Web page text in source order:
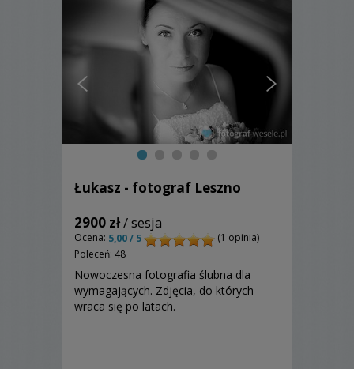
Łukasz - fotograf Leszno
2900 zł/ sesja
Ocena: 5,00 / 5
(1 opinia)
Poleceń: 48
Nowoczesna fotografia ślubna dla
wymagających. Zdjęcia, do których
wraca się po latach.